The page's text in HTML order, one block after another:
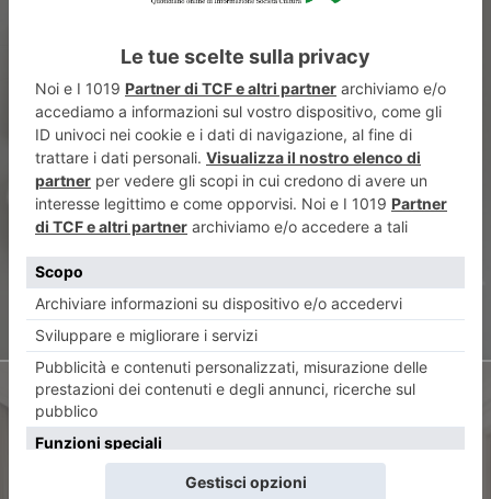
ARTICOLO PRECEDENTE
Spaccio di droga, un arresto a
Borgo Vittoria
ARTICOLO SUCCESSIVO